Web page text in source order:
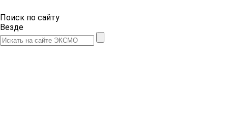
Поиск по сайту
Везде